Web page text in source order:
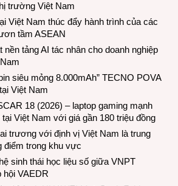
trường Việt Nam
Việt Nam thúc đẩy hành trình của các
tầm ASEAN
nền tảng AI tác nhân cho doanh nghiệp
siêu mỏng 8.000mAh” TECNO POVA
Việt Nam
18 (2026) – laptop gaming mạnh
Việt Nam với giá gần 180 triệu đồng
trương với định vị Việt Nam là trung
điểm trong khu vực
sinh thái học liệu số giữa VNPT
hội VAEDR